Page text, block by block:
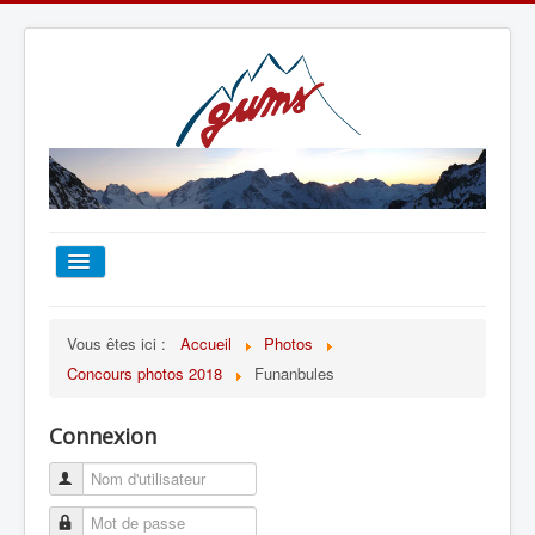
TOUT SUR LE GUMS
ESCALADE
ALPINISME
Vous êtes ici : Accueil
Photos
Concours photos 2018
Funanbules
Connexion